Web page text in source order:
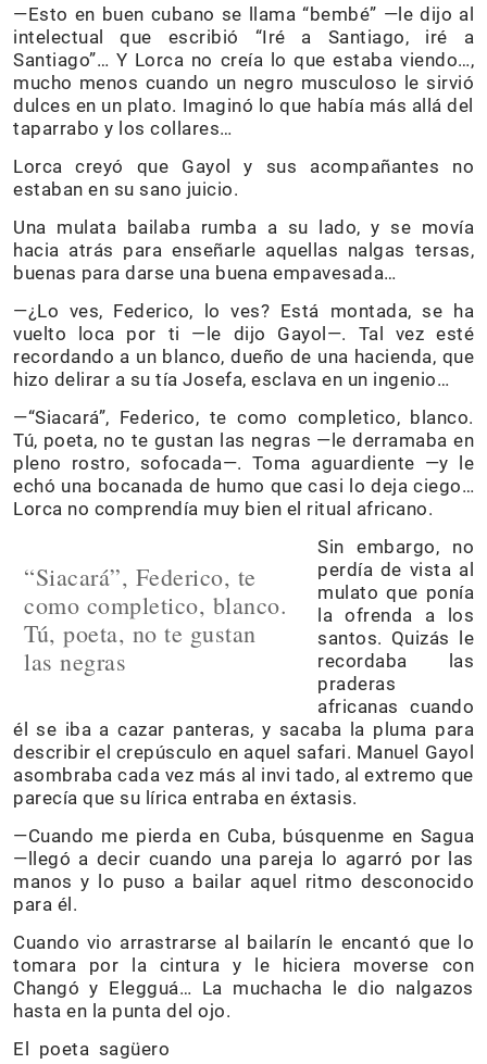
—Esto en buen cubano se llama “bembé” —le dijo al
intelectual que escribió “Iré a Santiago, iré a
Santiago”… Y Lorca no creía lo que estaba viendo…,
mucho menos cuando un negro musculoso le sirvió
dulces en un plato. Imaginó lo que había más allá del
taparrabo y los collares…
Lorca creyó que Gayol y sus acompañantes no
estaban en su sano juicio.
Una mulata bailaba rumba a su lado, y se movía
hacia atrás para enseñarle aquellas nalgas tersas,
buenas para darse una buena empavesada…
—¿Lo ves, Federico, lo ves? Está montada, se ha
vuelto loca por ti —le dijo Gayol—. Tal vez esté
recordando a un blanco, dueño de una hacienda, que
hizo delirar a su tía Josefa, esclava en un ingenio…
—“Siacará”, Federico, te como completico, blanco.
Tú, poeta, no te gustan las negras —le derramaba en
pleno rostro, sofocada—. Toma aguardiente —y le
echó una bocanada de humo que casi lo deja ciego…
Lorca no comprendía muy bien el ritual africano.
“Siacará”, Federico, te
como completico, blanco.
Tú, poeta, no te gustan
las negras
Sin embargo, no
perdía de vista al
mulato que ponía
la ofrenda a los
santos. Quizás le
recordaba las
praderas
africanas cuando
él se iba a cazar panteras, y sacaba la pluma para
describir el crepúsculo en aquel safari. Manuel Gayol
asombraba cada vez más al invi tado, al extremo que
parecía que su lírica entraba en éxtasis.
—Cuando me pierda en Cuba, búsquenme en Sagua
—llegó a decir cuando una pareja lo agarró por las
manos y lo puso a bailar aquel ritmo desconocido
para él.
Cuando vio arrastrarse al bailarín le encantó que lo
tomara por la cintura y le hiciera moverse con
Changó y Elegguá… La muchacha le dio nalgazos
hasta en la punta del ojo.
El poeta sagüero